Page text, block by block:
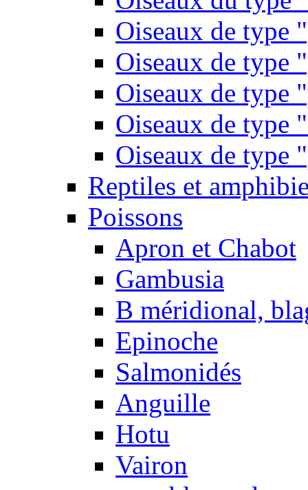
Oiseaux de type
Oiseaux de type
Oiseaux de type
Oiseaux de type
Oiseaux de type
Reptiles et
Poissons
Apron et Chabot
Gambusia
B méridional,
Epinoche
Salmonidés
Anguille
Hotu
Vairon